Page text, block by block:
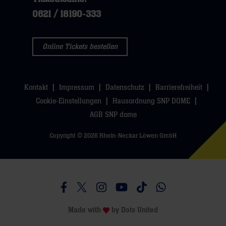
hier
sie
0621 / 18190-333
Online Tickets bestellen
Kontakt Impressum Datenschutz
Barrierefreiheit
Cookie-Einstellungen
Hausordnung SNP DOME
AGB SNP dome
Copyright © 2026 Rhein-Neckar Löwen GmbH
Besucht uns auf Facebook
Besucht uns auf Twitter
Besucht uns auf Instagram
Besucht uns auf Youtube
Besucht uns auf
Besucht uns auf
Made with by Dots United